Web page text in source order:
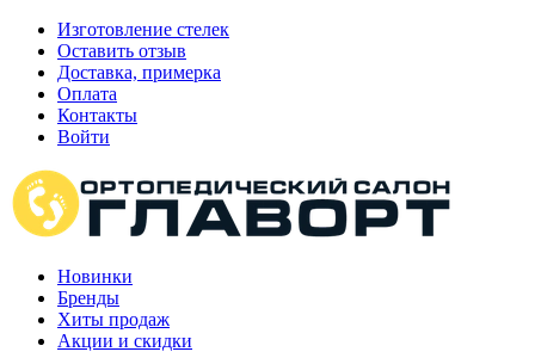
Изготовление стелек
Оставить отзыв
Доставка, примерка
Оплата
Контакты
Войти
Новинки
Бренды
Хиты продаж
Акции и скидки